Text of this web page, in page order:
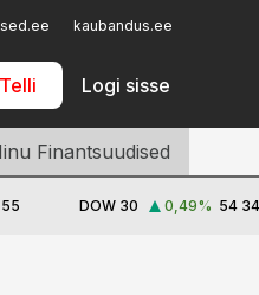
kaubandus.ee
Telli Logi sisse
Finantsuudised
DOW 30 0,49% 54